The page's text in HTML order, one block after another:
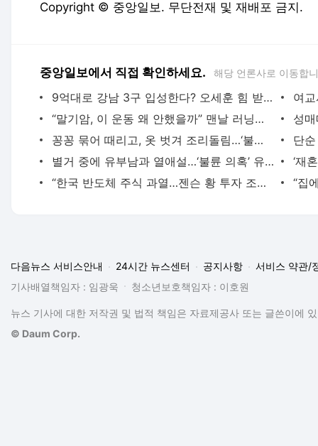
Copyright © 중앙일보. 무단전재 및 재배포 금지.
중앙일보에서 직접 확인하세요. 해당 언론사로 이동합
9억대로 강남 3구 입성한다? 오세훈 힘 받을 재개발 6곳 | 중앙일보
“말기암, 이 운동 왜 안했을까” 맨날 러닝했던 의사의 경고 | 중앙일보
꽁꽁 묶어 때리고, 옷 벗겨 조리돌림…‘불가촉천민’ 충격 군중재판 | 중앙일보
별거 중에 유부남과 열애설…‘불륜 의혹’ 유명 스타 커플 결국 | 중앙일보
“한국 반도체 주식 과열…젠슨 황 투자 조언 삼가야” 전문가 경고 | 중앙일보
다음뉴스 서비스안내 24시간 뉴스센터 공지사항
서비스 약관/
기사배열책임자 : 임광욱
청소년보호책임자 : 이호원
뉴스 기사에 대한 저작권 및 법적 책임은 자료제공사 또는 글쓴이에
© Daum Corp.